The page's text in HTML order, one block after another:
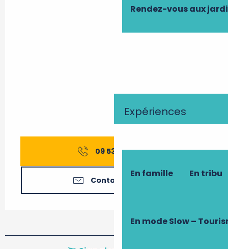
Rendez-vous aux
Expériences
En famille En tribu
En mode Slow –
09 53 09 80▒▒
Contactez-nous